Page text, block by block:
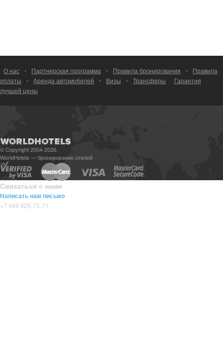
О нас • Партнерская программа • Правила бронирования •
Правила
оплаты
• Аренда автомобилей • Визы • Трансферы
Гарантия
лучшей цены
© Copyright 2004-2026.
WorldHotels — бронирование отелей
Связаться с нами
Написать нам письмо
+7 495 925-75-71